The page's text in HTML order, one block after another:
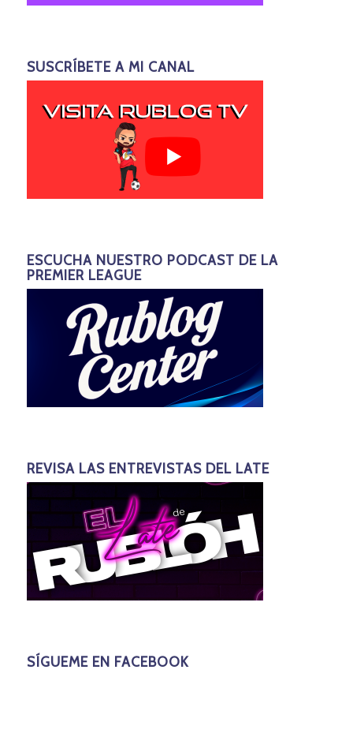
SUSCRÍBETE A MI CANAL
ESCUCHA NUESTRO PODCAST DE LA
PREMIER LEAGUE
REVISA LAS ENTREVISTAS DEL LATE
SÍGUEME EN FACEBOOK